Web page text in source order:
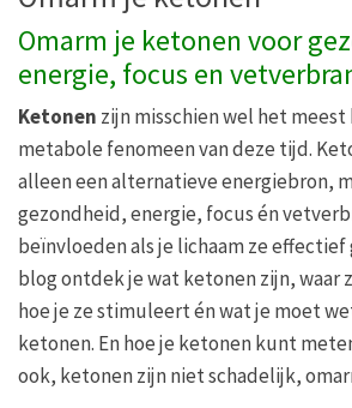
Omarm je ketonen voor
energie, focus en
Ketonen zijn misschien wel het
metabole fenomeen van deze tijd.
alleen een alternatieve energiebron,
gezondheid, energie, focus én
beïnvloeden als je lichaam ze
blog ontdek je wat ketonen zijn, waar
hoe je ze stimuleert én wat je moet
ketonen. En hoe je ketonen kunt
ook, ketonen zijn niet schadelijk,